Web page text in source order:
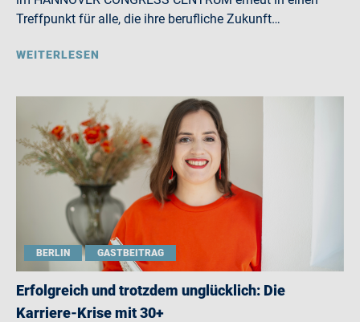
Treffpunkt für alle, die ihre berufliche Zukunft…
WEITERLESEN
BERLIN GASTBEITRAG
Erfolgreich und trotzdem unglücklich: Die
Karriere-Krise mit 30+